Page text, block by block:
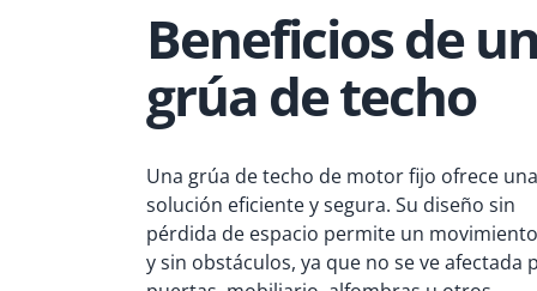
Beneficios de
grúa de techo
Una grúa de techo de motor fijo ofrece una
solución eficientey segura. Su diseño sin
pérdida de espacio permite un
y sin obstáculos, ya que no se ve afectada